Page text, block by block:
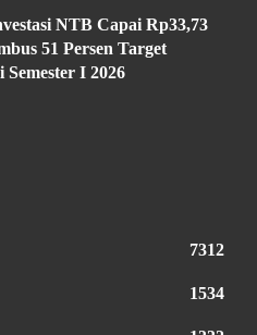
NTB Capai Rp33,73
51 Persen Target
Semester I 2026
7312
1534